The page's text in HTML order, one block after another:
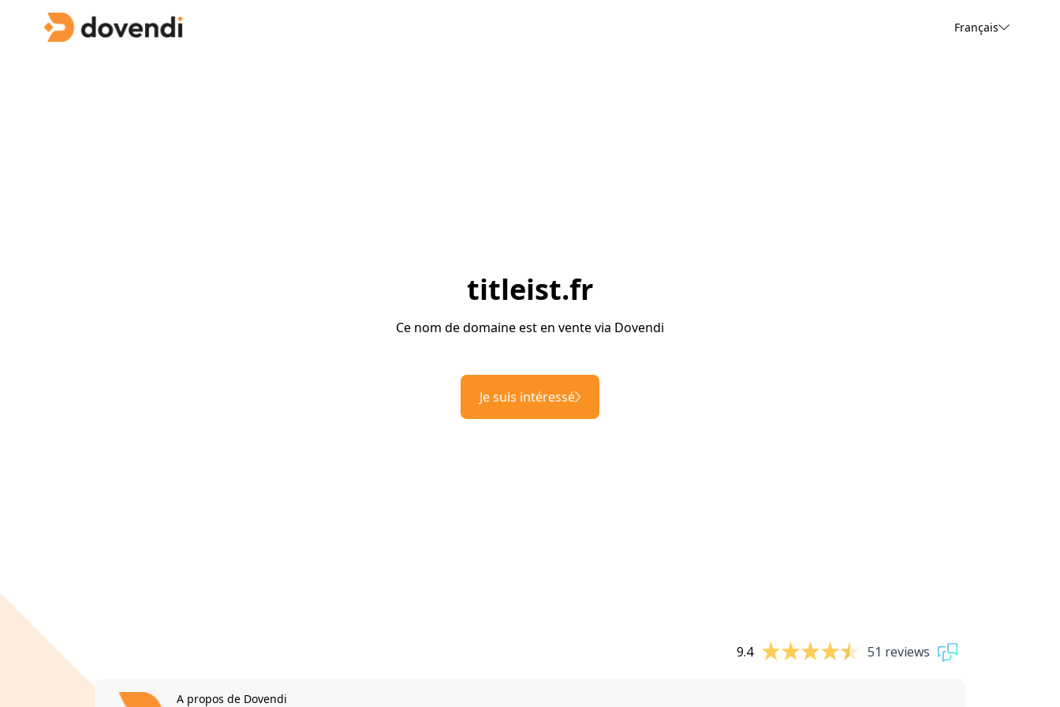
Français
titleist.fr
Ce nom de domaine est en vente via Dovendi
Je suis intéressé
9.4 51 reviews
A propos de Dovendi